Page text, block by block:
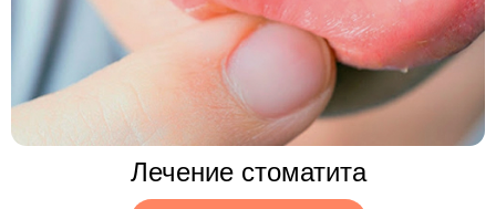
Лечение стоматита